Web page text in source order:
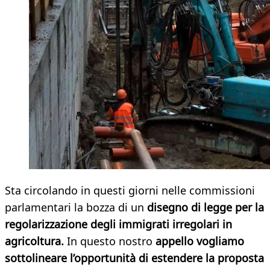
Sta circolando in questi giorni nelle commissioni
parlamentari la bozza di un disegno di legge per la
regolarizzazione degli immigrati irregolari in
agricoltura. In questo nostro appello vogliamo
sottolineare l’opportunità di estendere la proposta